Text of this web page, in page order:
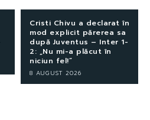
Cristi Chivu a declarat în
mod explicit părerea sa
după Juventus – Inter 1-
2: „Nu mi-a plăcut în
niciun fel!”
8 AUGUST 2026